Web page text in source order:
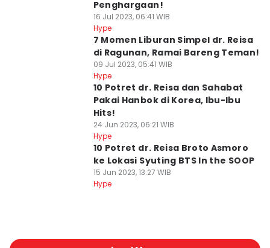
Penghargaan!
16 Jul 2023, 06:41 WIB
Hype
7 Momen Liburan Simpel dr. Reisa
di Ragunan, Ramai Bareng Teman!
09 Jul 2023, 05:41 WIB
Hype
10 Potret dr. Reisa dan Sahabat
Pakai Hanbok di Korea, Ibu-Ibu
Hits!
24 Jun 2023, 06:21 WIB
Hype
10 Potret dr. Reisa Broto Asmoro
ke Lokasi Syuting BTS In the SOOP
15 Jun 2023, 13:27 WIB
Hype